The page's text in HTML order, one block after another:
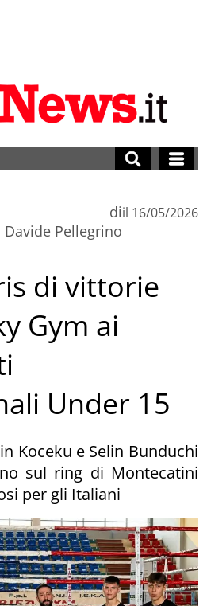
di
Davide Pellegrino
il 16/05/2026
di vittorie
Gym ai
Under 15
Koceku e Selin Bunduchi
sul ring di Montecatini
per gli Italiani